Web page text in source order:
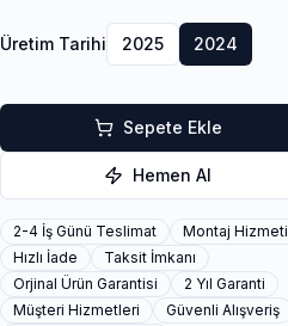
Üretim Tarihi 2025 2024
Sepete Ekle
Hemen Al
2-4 İş Günü Teslimat
Montaj Hizmeti
Hızlı İade
Taksit İmkanı
Orjinal Ürün Garantisi
2 Yıl Garanti
Müşteri Hizmetleri
Güvenli Alışveriş